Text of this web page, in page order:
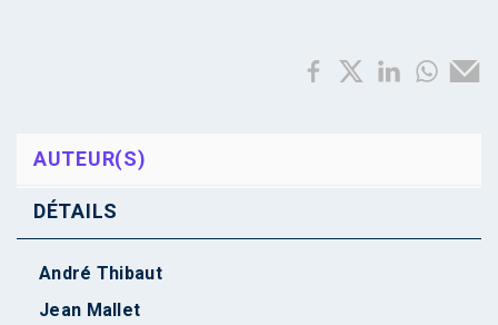
AUTEUR(S)
DÉTAILS
André Thibaut
Jean Mallet